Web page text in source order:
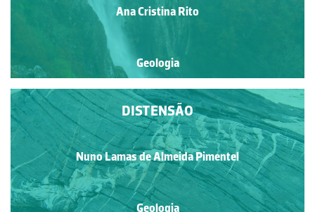
Ana Cristina Rito
Geologia
DISTENSÃO
Nuno Lamas de Almeida Pimentel
Geologia